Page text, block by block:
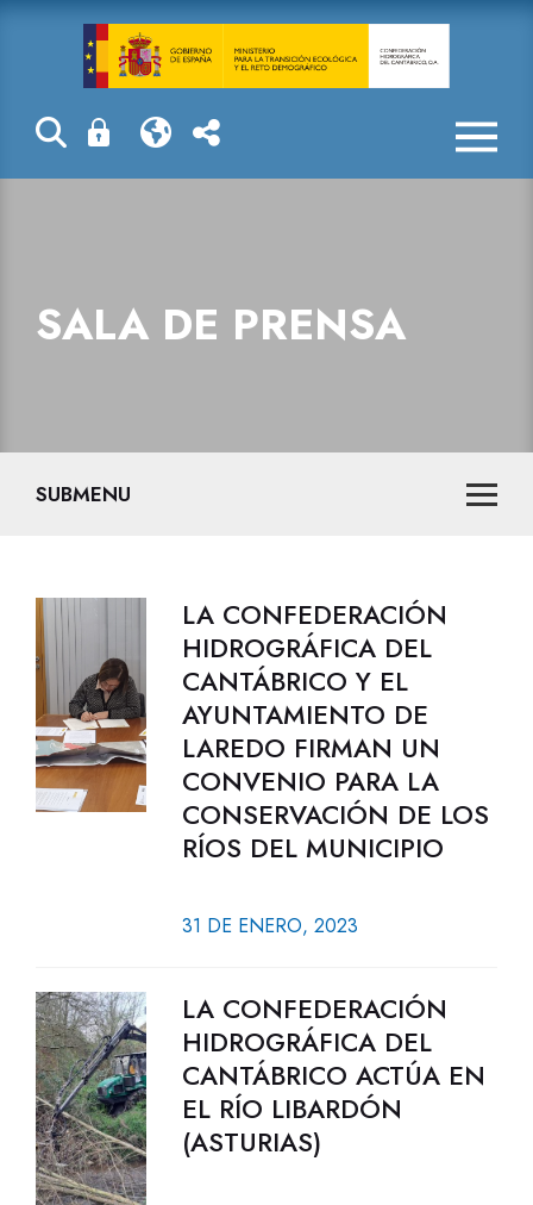
Sala de prensa
SALA DE PRENSA
SUBMENU
LA CONFEDERACIÓN
HIDROGRÁFICA DEL
CANTÁBRICO Y EL
AYUNTAMIENTO DE
LAREDO FIRMAN UN
CONVENIO PARA LA
CONSERVACIÓN DE LOS
RÍOS DEL MUNICIPIO
31 DE ENERO, 2023
LA CONFEDERACIÓN
HIDROGRÁFICA DEL
CANTÁBRICO ACTÚA EN
EL RÍO LIBARDÓN
(ASTURIAS)